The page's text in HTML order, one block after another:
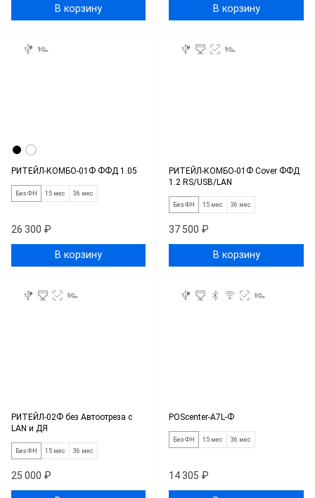
В корзину В корзину
РИТЕЙЛ-КОМБО-01Ф ФФД 1.05
Без ФН 15 мес 36 мес
26 300 ₽
В корзину
РИТЕЙЛ-КОМБО-01Ф Cover ФФД
1.2 RS/USB/LAN
Без ФН 15 мес 36 мес
37 500 ₽
В корзину
РИТЕЙЛ-02Ф без Автоотреза с
LAN и ДЯ
Без ФН 15 мес 36 мес
25 000 ₽
POScenter-A7L-Ф
Без ФН 15 мес 36 мес
14 305 ₽